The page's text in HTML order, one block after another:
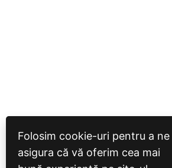
Folosim cookie-uri pentru a ne
asigura că vă oferim cea mai